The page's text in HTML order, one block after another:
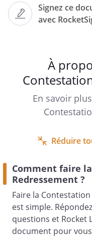
Signez ce
avec
impôts,
Par lettre en
dont vous
photocopie,
envisage
des impôts dont
pour les
,
pour les raisons
À
En savoir
Réduire
Comment faire
Redressement ?
Faire la
est simple.
questions et Rocket
document pour